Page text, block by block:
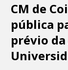
CM de
pública
prévio da